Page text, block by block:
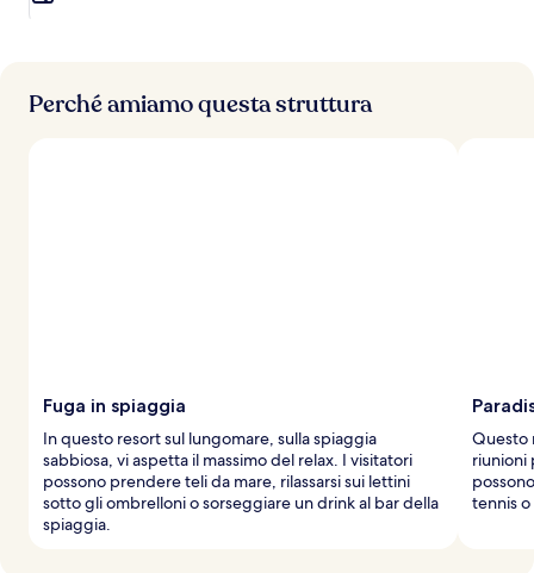
Perché amiamo questa struttura
Fuga in spiaggia
In questo resort sul lungomare, sulla spiaggia
sabbiosa, vi aspetta il massimo del relax. I visitatori
possono prendere teli da mare, rilassarsi sui lettini
sotto gli ombrelloni o sorseggiare un drink al bar della
spiaggia.
Questo
riunioni
tennis